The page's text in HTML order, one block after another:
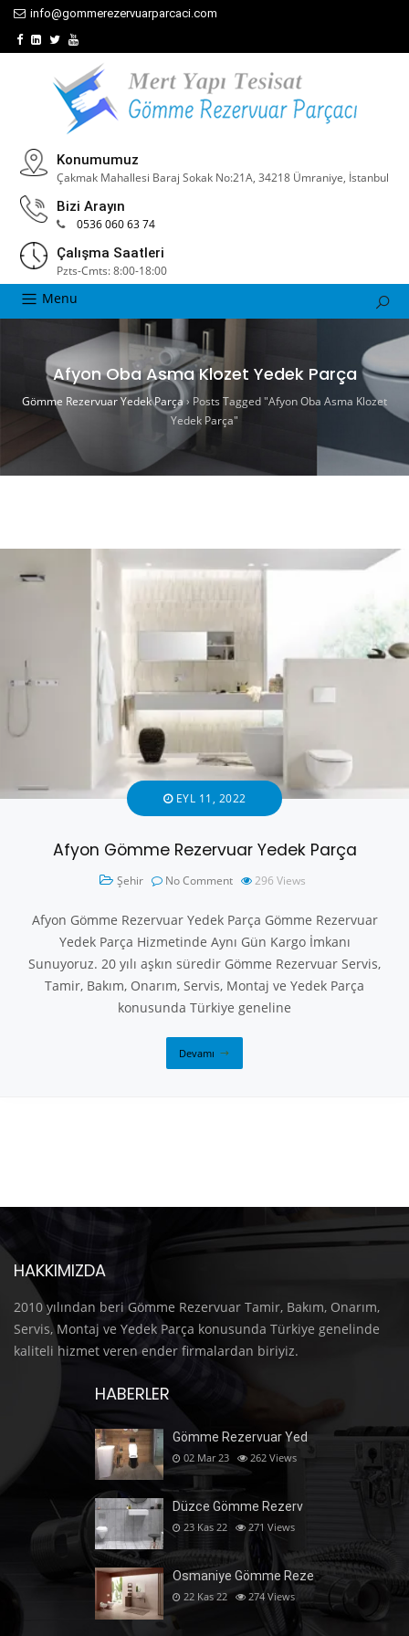
info@gommerezervuarparcaci.com
Konumumuz
Çakmak Mahallesi Baraj Sokak No:21A, 34218 Ümraniye, İstanbul
Bizi Arayın
0536 060 63 74
Çalışma Saatleri
Pzts-Cmts: 8:00-18:00
Menu
Afyon Oba Asma Klozet Yedek Parça
Gömme Rezervuar Yedek Parça› Posts Tagged "Afyon Oba Asma Klozet
Yedek Parça"
EYL 11, 2022
Afyon Gömme Rezervuar Yedek Parça
Şehir No Comment 296 Views
Afyon Gömme Rezervuar Yedek Parça Gömme Rezervuar
Yedek Parça Hizmetinde Aynı Gün Kargo İmkanı
Sunuyoruz. 20 yılı aşkın süredir Gömme Rezervuar Servis,
Tamir, Bakım, Onarım, Servis, Montaj ve Yedek Parça
konusunda Türkiye geneline
Devamı
HAKKIMIZDA
2010 yılından beri Gömme Rezervuar Tamir, Bakım, Onarım,
Servis, Montaj ve Yedek Parça konusunda Türkiye genelinde
kaliteli hizmet veren ender firmalardan biriyiz.
HABERLER
Gömme Rezervuar Yed
02 Mar 23 262 Views
Düzce Gömme Rezerv
23 Kas 22 271 Views
Osmaniye Gömme Reze
22 Kas 22 274 Views